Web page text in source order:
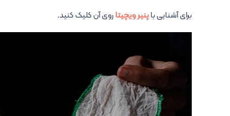
برای آشنایی باپنیر ویچیتا روی آن کلیک کنید.